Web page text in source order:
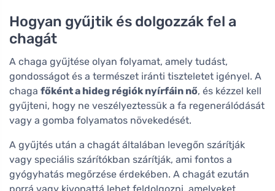
Hogyan gyűjtik és dolgozzák fel a
chagát
A chaga gyűjtése olyan folyamat, amely tudást,
gondosságot és a természet iránti tiszteletet igényel. A
chaga főként a hideg régiók nyírfáin nő, és kézzel kell
gyűjteni, hogy ne veszélyeztessük a fa regenerálódását
vagy a gomba folyamatos növekedését.
A gyűjtés után a chagát általában levegőn szárítják
vagy speciális szárítókban szárítják, ami fontos a
gyógyhatás megőrzése érdekében. A chagát ezután